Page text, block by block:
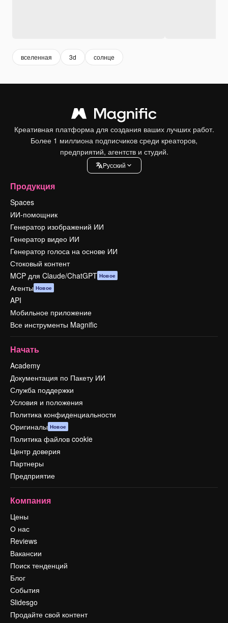
вселенная 3d солнце
Креативная платформа для создания ваших лучших работ.
Более 1 миллиона подписчиков среди креаторов,
предприятий, агентств и студий.
Pусский
Продукция
Spaces
ИИ-помощник
Генератор изображений ИИ
Генератор видео ИИ
Генератор голоса на основе ИИ
Стоковый контент
MCP для Claude/ChatGPT Новое
Агенты Новое
API
Мобильное приложение
Все инструменты Magnific
Начать
Academy
Документация по Пакету ИИ
Служба поддержки
Условия и положения
Политика конфиденциальности
Оригиналы Новое
Политика файлов cookie
Центр доверия
Партнеры
Предприятие
Компания
Цены
О нас
Reviews
Вакансии
Поиск тенденций
Блог
События
Slidesgo
Продайте свой контент